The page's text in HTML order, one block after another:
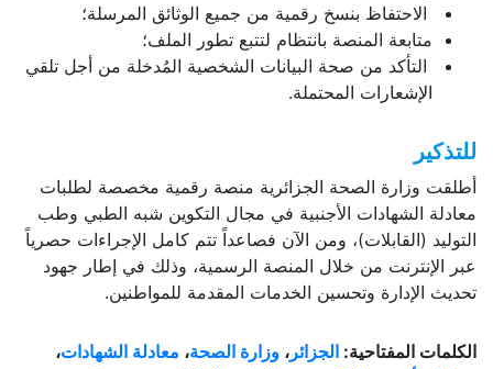
الاحتفاظ بنسخ رقمية من جميع الوثائق المرسلة؛
متابعة المنصة بانتظام لتتبع تطور الملف؛
التأكد من صحة البيانات الشخصية المُدخلة من أجل تلقي
الإشعارات المحتملة.
للتذكير
أطلقت وزارة الصحة الجزائرية منصة رقمية مخصصة لطلبات
معادلة الشهادات الأجنبية في مجال التكوين شبه الطبي وطب
التوليد (القابلات)، ومن الآن فصاعداً تتم كامل الإجراءات حصرياً
عبر الإنترنت من خلال المنصة الرسمية، وذلك في إطار جهود
تحديث الإدارة وتحسين الخدمات المقدمة للمواطنين.
الكلمات المفتاحية: الجزائر ، وزارة الصحة، معادلة الشهادات،